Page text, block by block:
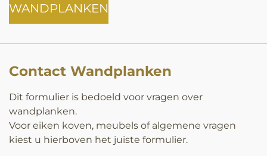
WANDPLANKEN
Contact Wandplanken
Dit formulier is bedoeld voor vragen over
wandplanken.
Voor eiken koven, meubels of algemene vragen
kiest u hierboven het juiste formulier.